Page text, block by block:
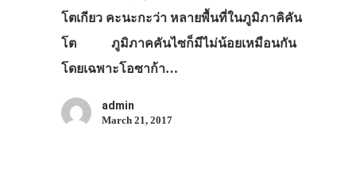
โตเกียว คะนะกะว่า หลายพื้นที่ในภูมิภาคิคัน
โต ภูมิภาคคันไซก็มีไม่น้อยเหมือนกัน
โดยเฉพาะโอซาก้า…
admin
March 21, 2017